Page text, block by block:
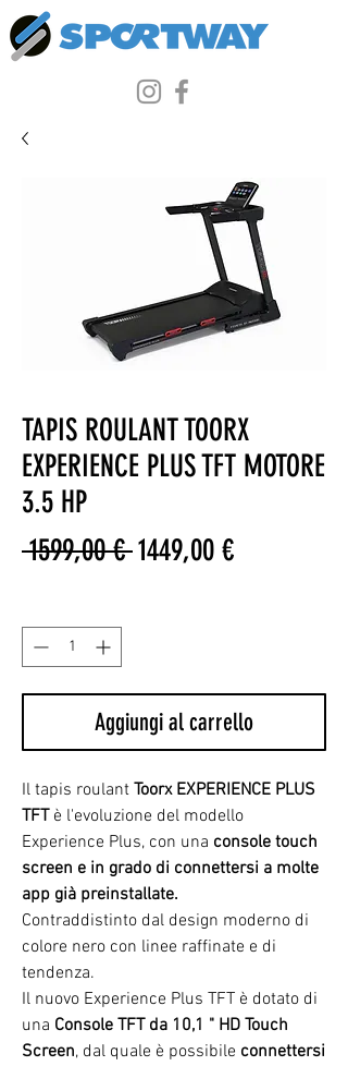
TAPIS ROULANT TOORX
EXPERIENCE PLUS TFT MOTORE
3.5 HP
1599,00 € Prezzo
1449,00 €Prezzo
Aggiungi al carrello
Il tapis roulant Toorx EXPERIENCE PLUS
TFTè l'evoluzione del modello
Experience Plus, con una console touch
screen e in grado di connettersi a molte
app già preinstallate.
Contraddistinto dal design moderno di
colore nero con linee raffinate e di
tendenza.
Il nuovo Experience Plus TFT è dotato di
una Console TFT da 10,1 " HD Touch
Screen, dal quale è possibile connettersi